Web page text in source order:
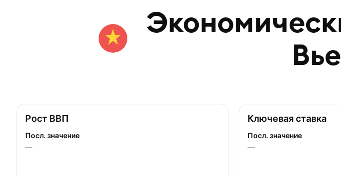
Рост ВВП
Посл. значение
—
Ключевая ставка
Посл. значение
—